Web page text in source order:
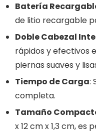
Batería
de litio recargable
Doble Cabezal
rápidos y efectivos
piernas suaves y
Tiempo de Carga:
completa.
Tamaño
x 12 cm x 1,3 cm,